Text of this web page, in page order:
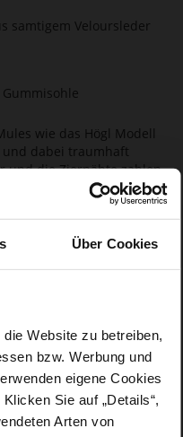
Über Cookies
Website zu betreiben,
bzw. Werbung und
eigene Cookies
Sie auf „Details“,
Arten von
samtigem Veloursleder
wie das Högl Modell
und dabei traumhaft
und die Ziernähte zahlen
ein, der satte
Sie den lässigen
für einen